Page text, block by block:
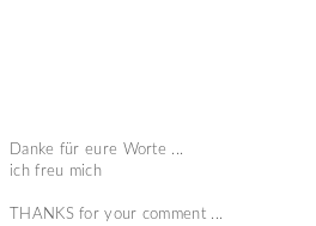
Danke für eure Worte ...
ich freu mich
THANKS for your comment ...